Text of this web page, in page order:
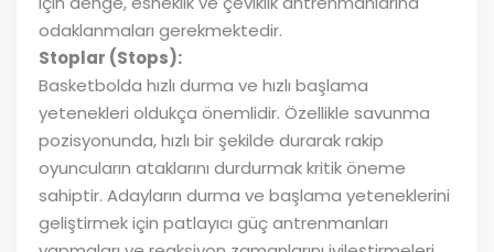
odaklanmaları gerekmektedir.
Stoplar (Stops):
Basketbolda hızlı durma ve hızlı başlama
yetenekleri oldukça önemlidir. Özellikle savunma
pozisyonunda, hızlı bir şekilde durarak rakip
oyuncuların ataklarını durdurmak kritik öneme
sahiptir. Adayların durma ve başlama yeteneklerini
geliştirmek için patlayıcı güç antrenmanları